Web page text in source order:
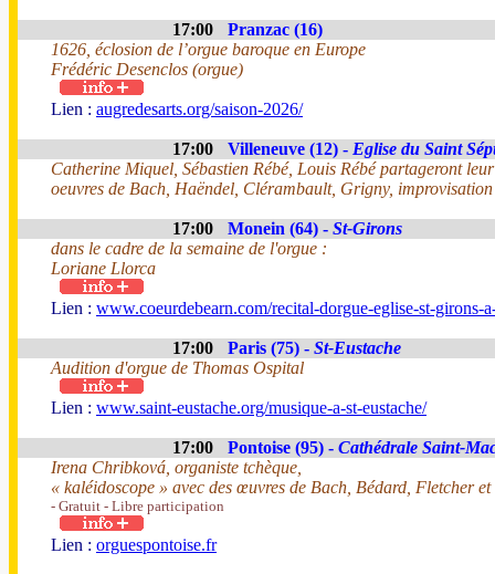
17:00
Pranzac (16)
1626, éclosion de l’orgue baroque en Europe
Frédéric Desenclos (orgue)
Lien : augredesarts.org/saison-2026/
17:00 Villeneuve (12) - Eglise du Saint
Catherine Miquel, Sébastien Rébé, Louis Rébé partageront
oeuvres de Bach, Haëndel, Clérambault, Grigny,
17:00 Monein (64) - St-Girons
dans le cadre de la semaine de l'orgue :
Loriane Llorca
Lien : www.coeurdebearn.com/recital-dorgue-eglise-st-girons-
17:00 Paris (75) - St-Eustache
Audition d'orgue de Thomas Ospital
Lien : www.saint-eustache.org/musique-a-st-eustache/
17:00 Pontoise (95) - Cathédrale Saint-
Irena Chribková, organiste tchèque,
« kaléidoscope » avec des œuvres de Bach, Bédard, Fletcher
- Gratuit - Libre participation
Lien : orguespontoise.fr